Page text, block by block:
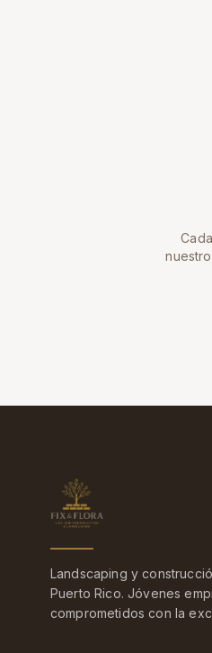
Landscaping y
Puerto Rico. Jóvenes
comprometidos con la